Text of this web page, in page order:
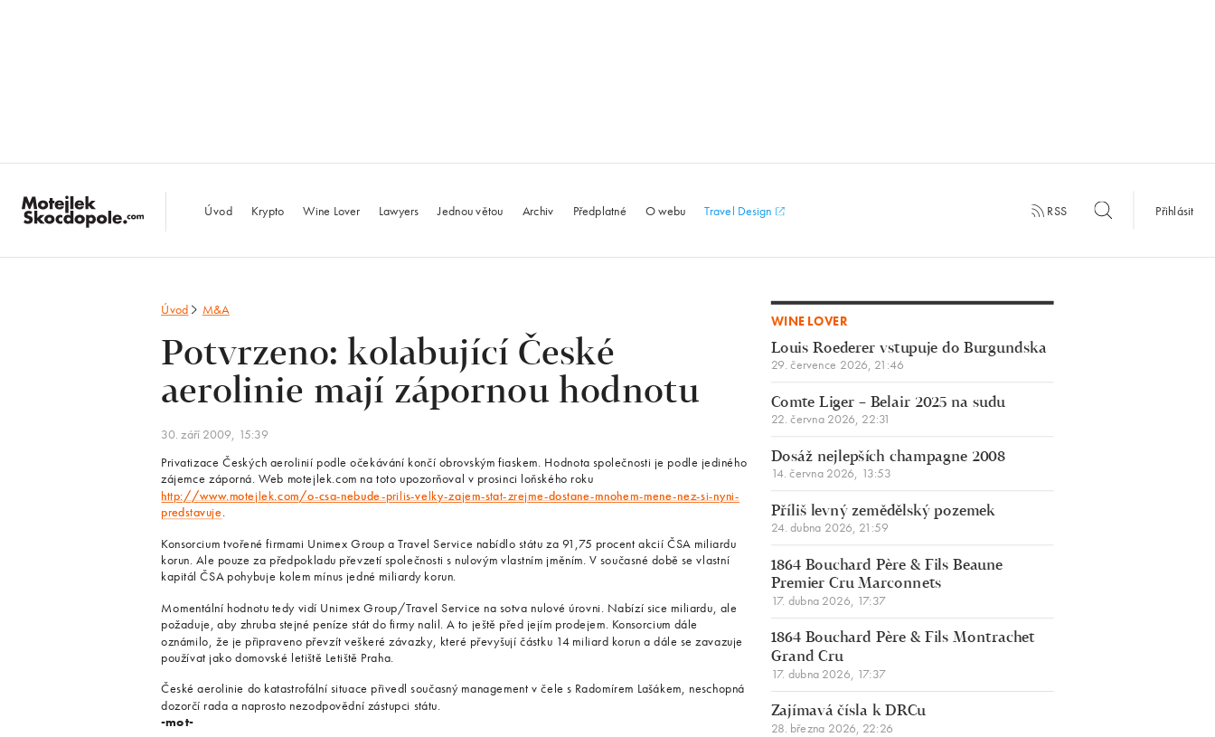
MotejlekSkocdopole.com
Úvod Krypto Wine Lover Lawyers Jednou větou Archiv Předplatné O webu Travel Design RSS Přihlásit
Úvod M&A
Potvrzeno: kolabující České
aerolinie mají zápornou hodnotu
30. září 2009, 15:39
Privatizace Českých aerolinií podle očekávání končí obrovským fiaskem. Hodnota společnosti je podle jediného
zájemce záporná. Web motejlek.com na toto upozorňoval v prosinci loňského roku
http://www.motejlek.com/o-csa-nebude-prilis-velky-zajem-stat-zrejme-dostane-mnohem-mene-nez-si-nyni-
predstavuje.
Konsorcium tvořené firmami Unimex Group a Travel Service nabídlo státu za 91,75 procent akcií ČSA miliardu
korun. Ale pouze za předpokladu převzetí společnosti s nulovým vlastním jměním. V současné době se vlastní
kapitál ČSA pohybuje kolem mínus jedné miliardy korun.
Momentální hodnotu tedy vidí Unimex Group/Travel Service na sotva nulové úrovni. Nabízí sice miliardu, ale
požaduje, aby zhruba stejné peníze stát do firmy nalil. A to ještě před jejím prodejem. Konsorcium dále
oznámilo, že je připraveno převzít veškeré závazky, které převyšují částku 14 miliard korun a dále se zavazuje
používat jako domovské letiště Letiště Praha.
České aerolinie do katastrofální situace přivedl současný management v čele s Radomírem Lašákem, neschopná
dozorčí rada a naprosto nezodpovědní zástupci státu.
-mot-
WINE LOVER
Louis Roederer vstupuje do Burgundska
29. července 2026, 21:46
Comte Liger – Belair 2025 na sudu
22. června 2026, 22:31
Dosáž nejlepších champagne 2008
14. června 2026, 13:53
Příliš levný zemědělský pozemek
24. dubna 2026, 21:59
1864 Bouchard Père & Fils Beaune
Premier Cru Marconnets
17. dubna 2026, 17:37
1864 Bouchard Père & Fils Montrachet
Grand Cru
17. dubna 2026, 17:37
Zajímavá čísla k DRCu
28. března 2026, 22:26